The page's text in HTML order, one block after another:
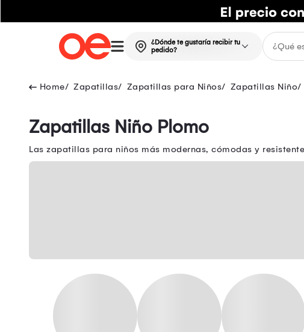
¿Dónde te gustaría recibir tu
pedido?
Zapatillas Zapatillas para Niños Zapatillas Niño
Zapatillas Niño Plomo
Las zapatillas para niños más modernas, cómodas y